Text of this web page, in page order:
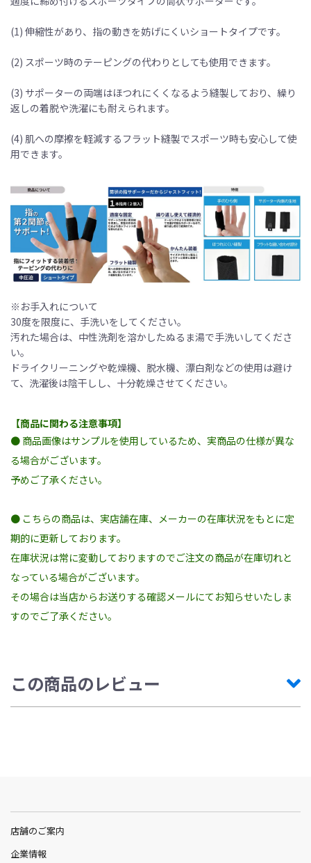
(1) 伸縮性があり、指の動きを妨げにくいショートタイプです。
(2) スポーツ時のテーピングの代わりとしても使用できます。
(3) サポーターの両端はほつれにくくなるよう縫製しており、繰り
返しの着脱や洗濯にも耐えられます。
(4) 肌への摩擦を軽減するフラット縫製でスポーツ時も安心して使
用できます。
※お手入れについて
30度を限度に、手洗いをしてください。
汚れた場合は、中性洗剤を溶かしたぬるま湯で手洗いしてくださ
い。
ドライクリーニングや乾燥機、脱水機、漂白剤などの使用は避け
て、洗濯後は陰干しし、十分乾燥させてください。
【商品に関わる注意事項】
● 商品画像はサンプルを使用しているため、実商品の仕様が異な
る場合がございます。
予めご了承ください。
● こちらの商品は、実店舗在庫、メーカーの在庫状況をもとに定
期的に更新しております。
在庫状況は常に変動しておりますのでご注文の商品が在庫切れと
なっている場合がございます。
その場合は当店からお送りする確認メールにてお知らせいたしま
すのでご了承ください。
この商品のレビュー
店舗のご案内
企業情報